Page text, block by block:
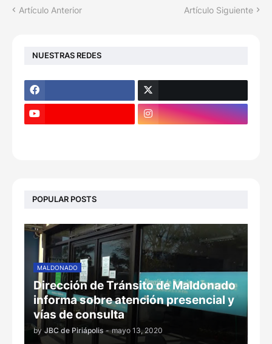
Artículo Anterior Artículo Siguiente
NUESTRAS REDES
POPULAR POSTS
MALDONADO
Dirección de Tránsito de Maldonado
informa sobre atención presencial y
vías de consulta
by JBC de Piriápolis - mayo 13, 2020